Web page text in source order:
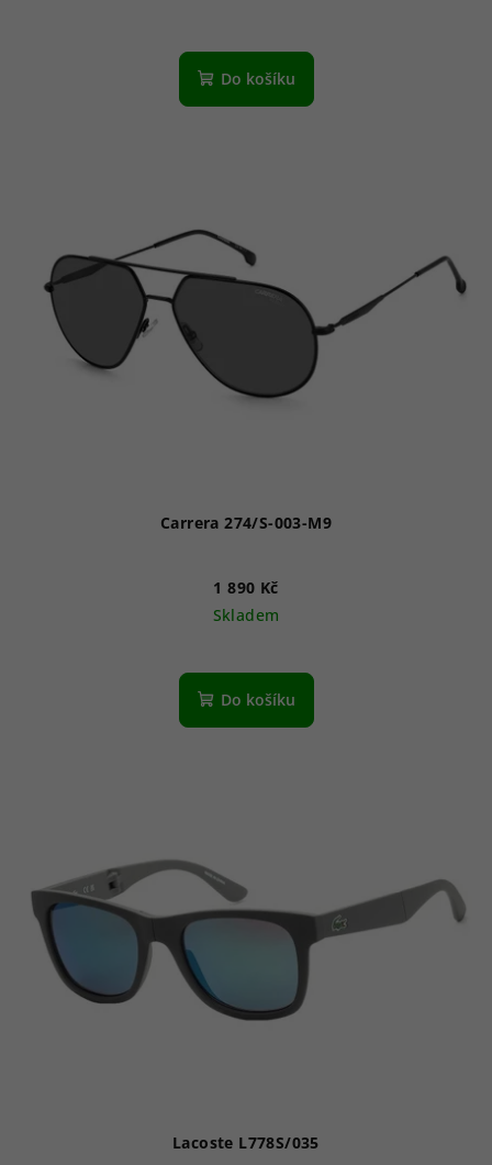
Do košíku
Carrera 274/S-003-M9
1 890 Kč
Skladem
Do košíku
Lacoste L778S/035